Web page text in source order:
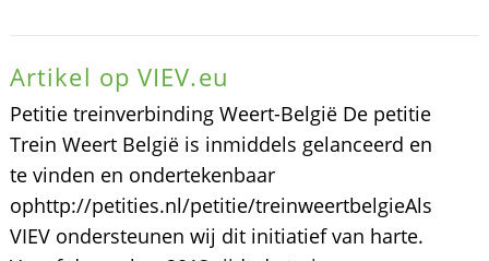
Artikel op VIEV.eu
Petitie treinverbinding Weert-België De petitie
Trein Weert België is inmiddels gelanceerd en
te vinden en ondertekenbaar
ophttp://petities.nl/petitie/treinweertbelgieAls
VIEV ondersteunen wij dit initiatief van harte.